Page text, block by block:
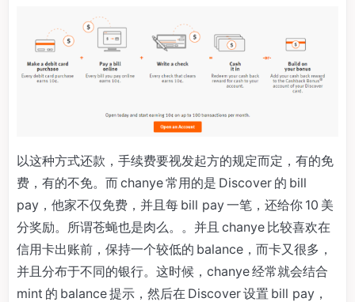
以这种方式还款，手续费要视发起方的规定而定，有的免
费，有的不免。而 chanye 常用的是 Discover 的 bill
pay，他家不仅免费，并且每 bill pay 一笔，还给你 10 美
分奖励。所谓苍蝇也是肉么。。并且 chanye 比较喜欢在
信用卡出账前，保持一个较低的 balance，而卡又很多，
并且分布于不同的银行。这时候，chanye 经常就会结合
mint 的 balance 提示，然后在 Discover 设置 bill pay，